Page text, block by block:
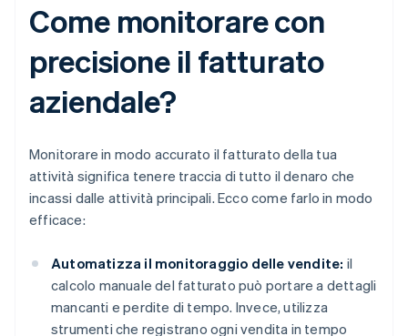
Come monitorare con
precisione il fatturato
aziendale?
Monitorare in modo accurato il fatturato della tua
attività significa tenere traccia di tutto il denaro che
incassi dalle attività principali. Ecco come farlo in modo
efficace:
Automatizza il monitoraggio delle vendite: il
calcolo manuale del fatturato può portare a dettagli
mancanti e perdite di tempo. Invece, utilizza
strumenti che registrano ogni vendita in tempo